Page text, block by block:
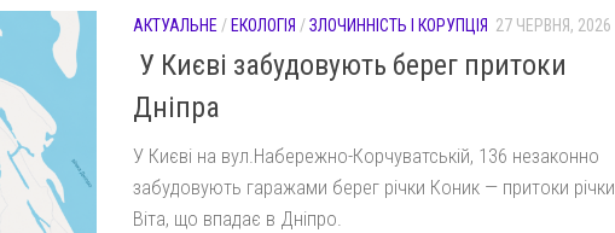
АКТУАЛЬНЕ / ЕКОЛОГІЯ /ЗЛОЧИННІСТЬ І КОРУПЦІЯ 27 ЧЕРВНЯ, 2026
У Києві забудовують берег притоки
Дніпра
У Києві на вул.Набережно-Корчуватській, 136 незаконно
забудовують гаражами берег річки Коник — притоки річки
Віта, що впадає в Дніпро.